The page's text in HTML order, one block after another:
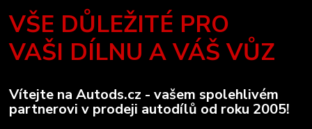
VŠE DŮLEŽITÉ PRO
VAŠI DÍLNU A VÁŠ VŮZ
Vítejte na Autods.cz - vašem spolehlivém
partnerovi v prodeji autodílů od roku 2005!